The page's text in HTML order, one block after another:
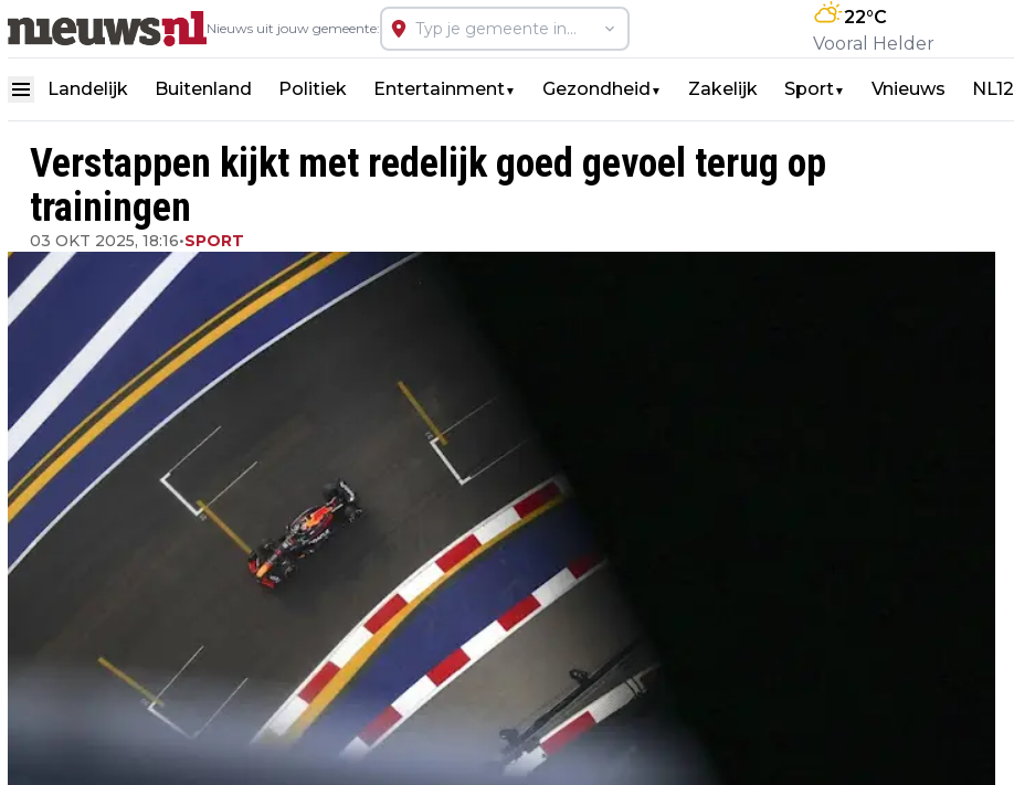
Nieuws uit jouw gemeente:
22°C
Vooral Helder
Landelijk Buitenland Politiek Entertainment▼ Gezondheid ▼ Zakelijk Sport▼ Vnieuws NL12
Verstappen kijkt met redelijk goed gevoel terug op
trainingen
03 OKT 2025, 18:16•SPORT